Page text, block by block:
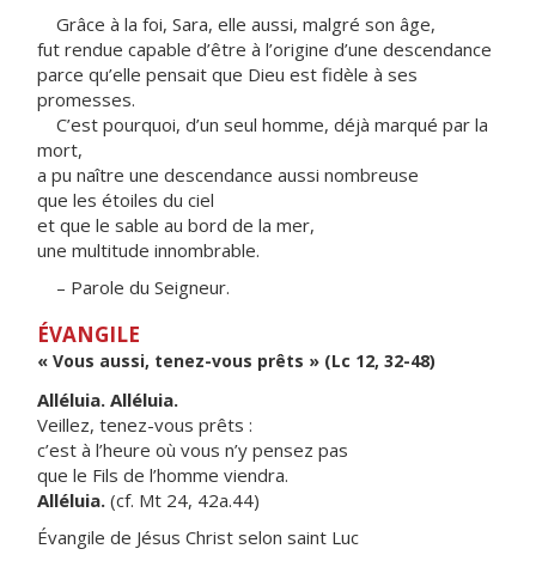
Grâce à la foi, Sara, elle aussi, malgré son âge,
fut rendue capable d’être à l’origine d’une descendance
parce qu’elle pensait que Dieu est fidèle à ses
promesses.
C’est pourquoi, d’un seul homme, déjà marqué par la
mort,
a pu naître une descendance aussi nombreuse
que les étoiles du ciel
et que le sable au bord de la mer,
une multitude innombrable.
– Parole du Seigneur.
ÉVANGILE
« Vous aussi, tenez-vous prêts » (Lc 12, 32-48)
Alléluia. Alléluia.
Veillez, tenez-vous prêts :
c’est à l’heure où vous n’y pensez pas
que le Fils de l’homme viendra.
Alléluia. (cf. Mt 24, 42a.44)
Évangile de Jésus Christ selon saint Luc